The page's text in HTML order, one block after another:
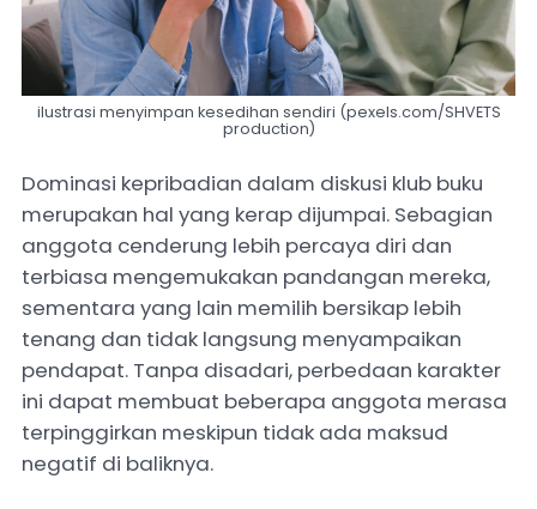
ilustrasi menyimpan kesedihan sendiri (pexels.com/SHVETS
production)
Dominasi kepribadian dalam diskusi klub buku
merupakan hal yang kerap dijumpai. Sebagian
anggota cenderung lebih percaya diri dan
terbiasa mengemukakan pandangan mereka,
sementara yang lain memilih bersikap lebih
tenang dan tidak langsung menyampaikan
pendapat. Tanpa disadari, perbedaan karakter
ini dapat membuat beberapa anggota merasa
terpinggirkan meskipun tidak ada maksud
negatif di baliknya.